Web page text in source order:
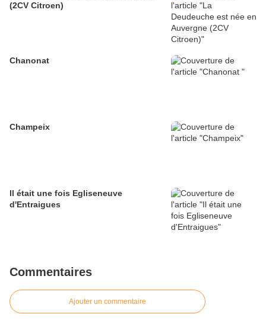
(2CV Citroen)
Chanonat
Champeix
Il était une fois Egliseneuve
d'Entraigues
Commentaires
Ajouter un commentaire